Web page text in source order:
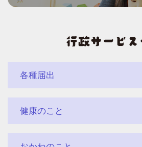
各種届出
健康のこと